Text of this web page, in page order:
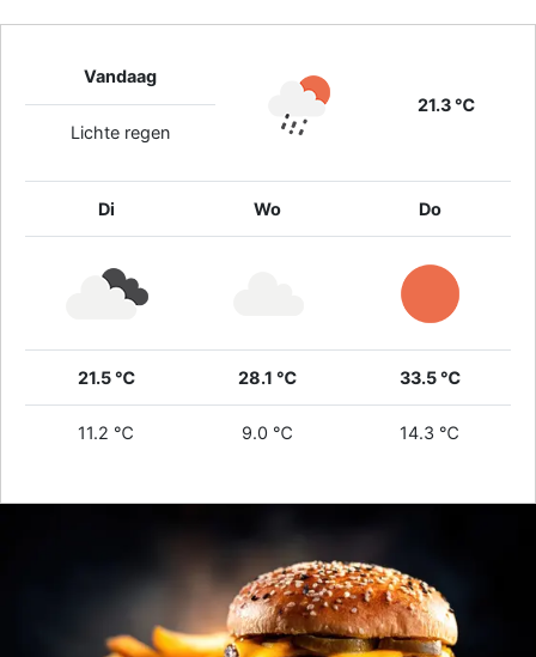
Vandaag
21.3 ℃
Lichte regen
Di Wo Do
21.5 ℃ 28.1 ℃ 33.5 ℃
11.2 ℃ 9.0 ℃ 14.3 ℃